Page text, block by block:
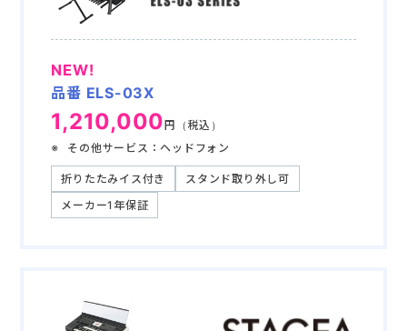
NEW!
品番 ELS-03X
1,210,000円（税込）
その他サービス：ヘッドフォン
折りたたみイス付き
スタンド取り外し可
メーカー1年保証